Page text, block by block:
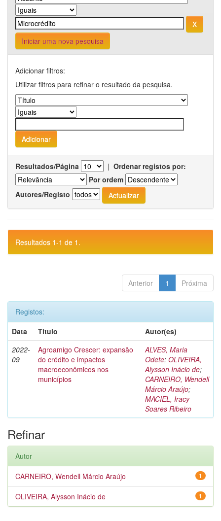
Iniciar uma nova pesquisa
Adicionar filtros:
Utilizar filtros para refinar o resultado da pesquisa.
Resultados/Página | Ordenar registos por:
Por ordem
Autores/Registo
Resultados 1-1 de 1.
Anterior 1 Próxima
Registos:
Data
Título
Autor(es)
2022-
09
Agroamigo Crescer: expansão
do crédito e impactos
macroeconômicos nos
municípios
ALVES, Maria
Odete; OLIVEIRA,
Alysson Inácio de;
CARNEIRO, Wendell
Márcio Araújo;
MACIEL, Iracy
Soares Ribeiro
Refinar
Autor
1
CARNEIRO, Wendell Márcio Araújo
1
OLIVEIRA, Alysson Inácio de